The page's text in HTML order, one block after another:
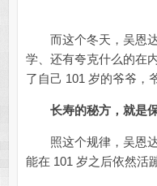
而这个冬天，吴恩
学、还有夸克什么的在
了自己 101 岁的爷爷，
长寿的秘方，就是
照这个规律，吴恩达
能在 101 岁之后依然活